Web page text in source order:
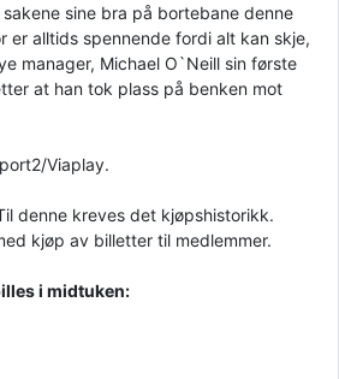
sine bra på bortebane denne
er alltids spennende fordi alt kan skje,
manager, Michael O`Neill sin første
at han tok plass på benken mot
Viaplay.
denne kreves det kjøpshistorikk.
kjøp av billetter til medlemmer.
i midtuken: